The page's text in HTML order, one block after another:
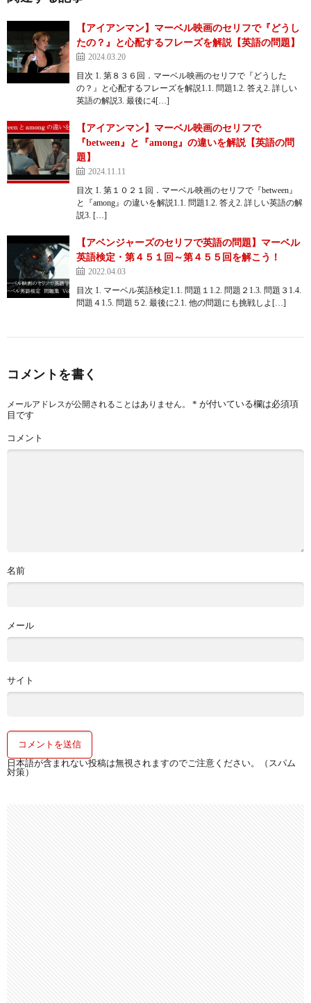
【アイアンマン】マーベル映画のセリフで『どうし
たの？』と心配するフレーズを解説【英語の問題】
2024.03.20
目次 1. 第８３６回．マーベル映画のセリフで『どうした
の？』と心配するフレーズを解説1.1. 問題1.2. 答え2. 詳しい
英語の解説3. 最後に4[…]
【アイアンマン】マーベル映画のセリフで
『between』と『among』の違いを解説【英語の問
題】
2024.11.11
目次 1. 第１０２１回．マーベル映画のセリフで『between』
と『among』の違いを解説1.1. 問題1.2. 答え2. 詳しい英語の解
説3. […]
【アベンジャーズのセリフで英語の問題】マーベル
英語検定・第４５１回～第４５５回を解こう！
2022.04.03
目次 1. マーベル英語検定1.1. 問題１1.2. 問題２1.3. 問題３1.4.
問題４1.5. 問題５2. 最後に2.1. 他の問題にも挑戦しよ[…]
コメントを書く
メールアドレスが公開されることはありません。 * が付いている欄は必須項
目です
コメント
名前
メール
サイト
日本語が含まれない投稿は無視されますのでご注意ください。（スパム
対策）